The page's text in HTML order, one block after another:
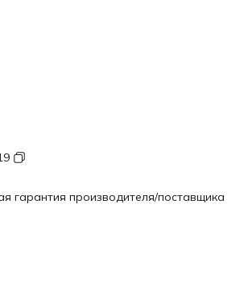
гарантия производителя/поставщика